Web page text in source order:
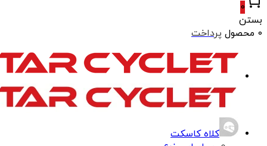
0
بستن
0 محصول
پرداخت
کلاه کاسکت